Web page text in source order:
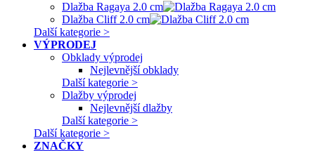
Dlažba Ragaya 2.0 cm
Dlažba Cliff 2.0 cm
Další kategorie >
VÝPRODEJ
Obklady výprodej
Nejlevnější obklady
Další kategorie >
Dlažby výprodej
Nejlevnější dlažby
Další kategorie >
Další kategorie >
ZNAČKY